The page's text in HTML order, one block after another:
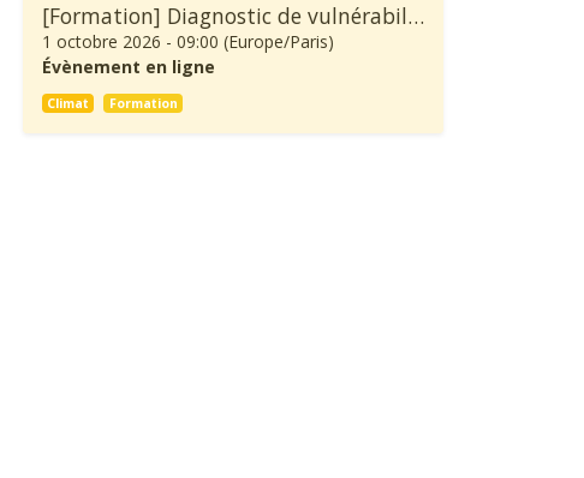
[Formation] Diagnostic de vulnérabilité au changement climatique et démarche d’adaptation d’une exploitation agricole
1 octobre 2026 - 09:00 (Europe/Paris)
Évènement en ligne
Climat Formation